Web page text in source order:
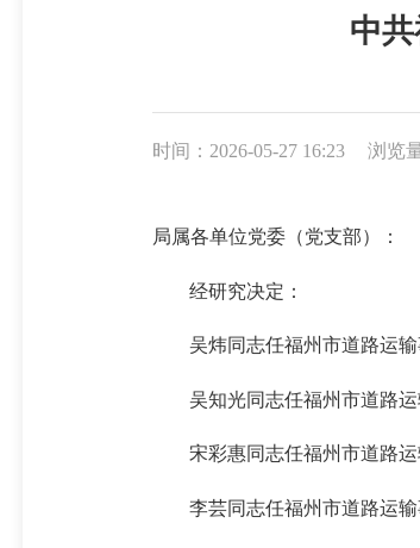
中
时间：2026-05-27 16:23 浏览
局属各单位党委（党支部）：
经研究决定：
吴炜同志任福州市道路运
吴知光同志任福州市道路
宋彩惠同志任福州市道路
李芸同志任福州市道路运